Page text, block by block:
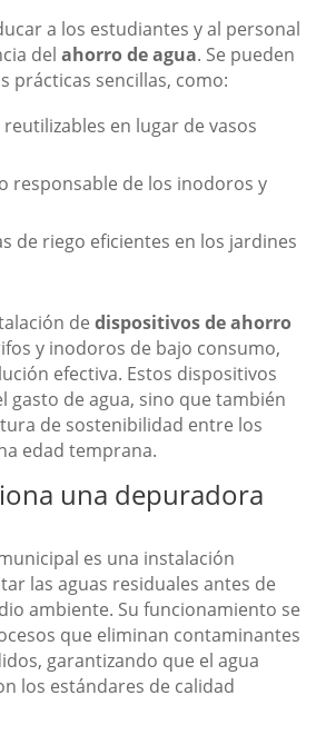
a los estudiantes y al personal
delahorro de agua. Se pueden
prácticas sencillas, como:
en lugar de vasos
responsable de los inodoros y
de riego eficientes en los jardines
dedispositivos de ahorro
y inodoros de bajo consumo,
efectiva. Estos dispositivos
gasto de agua, sino que también
de sostenibilidad entre los
edad temprana.
una depuradora
es una instalación
las aguas residuales antes de
ambiente. Su funcionamiento se
que eliminan contaminantes
garantizando que el agua
los estándares de calidad